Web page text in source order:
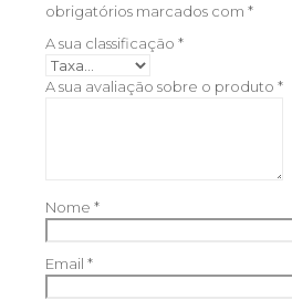
obrigatórios marcados com *
A sua classificação *
A sua avaliação sobre o produto *
Nome *
Email *